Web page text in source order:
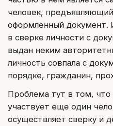
человек,
оформленный документ.
в сверке личности с
выдан неким
личность совпала с
порядке, гражданин,
Проблема тут в том,
участвует еще один
осуществляет сверку и